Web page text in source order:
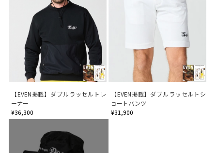
【EVEN掲載】ダブルラッセルトレ
ーナー
¥36,300
【EVEN掲載】ダブルラッセルトシ
ョートパンツ
¥31,900